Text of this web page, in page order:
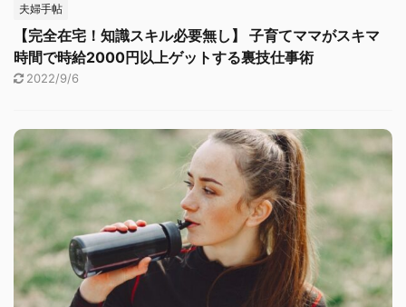
夫婦手帖
【完全在宅！知識スキル必要無し】 子育てママがスキマ
時間で時給2000円以上ゲットする裏技仕事術
2022/9/6